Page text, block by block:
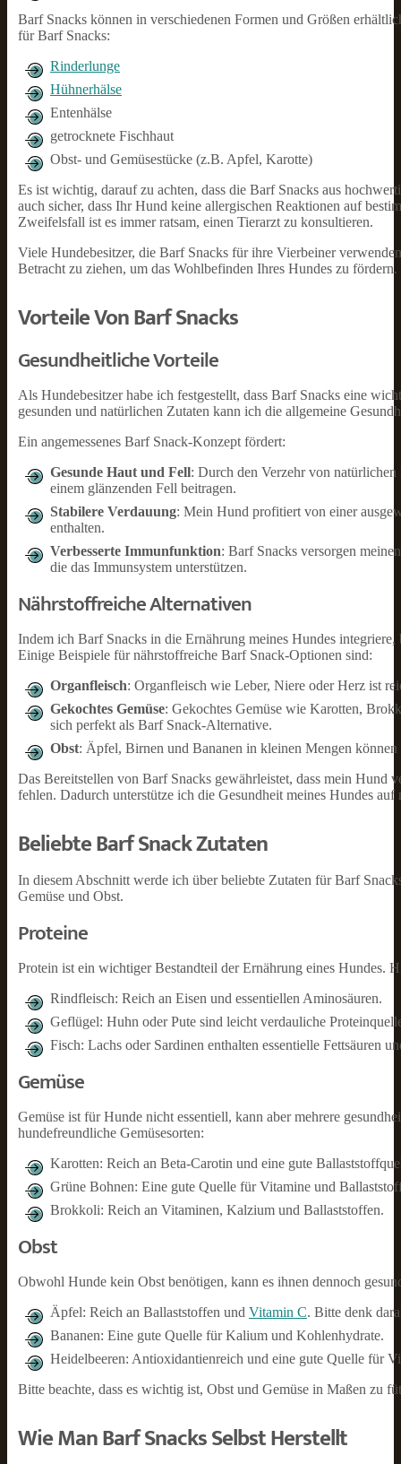
Barf Snacks können in verschiedenen Formen und Größen
für Barf Snacks:
Rinderlunge
Hühnerhälse
Entenhälse
getrocknete Fischhaut
Obst- und Gemüsestücke (z.B. Apfel, Karotte)
Es ist wichtig, darauf zu achten, dass die Barf Snacks aus
auch sicher, dass Ihr Hund keine allergischen Reaktionen auf
Zweifelsfall ist es immer ratsam, einen Tierarzt zu konsultieren.
Viele Hundebesitzer, die Barf Snacks für ihre Vierbeiner
Betracht zu ziehen, um das Wohlbefinden Ihres Hundes zu fördern.
Vorteile Von Barf Snacks
Gesundheitliche Vorteile
Als Hundebesitzer habe ich festgestellt, dass Barf Snacks eine
gesunden und natürlichen Zutaten kann ich die allgemeine
Ein angemessenes Barf Snack-Konzept fördert:
Gesunde Haut und Fell: Durch den Verzehr von
einem glänzenden Fell beitragen.
Stabilere Verdauung: Mein Hund profitiert von einer
enthalten.
Verbesserte Immunfunktion: Barf Snacks versorgen
die das Immunsystem unterstützen.
Nährstoffreiche Alternativen
Indem ich Barf Snacks in die Ernährung meines Hundes
Einige Beispiele für nährstoffreiche Barf Snack-Optionen sind:
Organfleisch: Organfleisch wie Leber, Niere oder Herz ist
Gekochtes Gemüse: Gekochtes Gemüse wie Karotten,
sich perfekt als Barf Snack-Alternative.
Obst: Äpfel, Birnen und Bananen in kleinen Mengen
Das Bereitstellen von Barf Snacks gewährleistet, dass mein Hund
fehlen. Dadurch unterstütze ich die Gesundheit meines Hundes auf
Beliebte Barf Snack Zutaten
In diesem Abschnitt werde ich über beliebte Zutaten für Barf
Gemüse und Obst.
Proteine
Protein ist ein wichtiger Bestandteil der Ernährung eines Hundes.
Rindfleisch: Reich an Eisen und essentiellen Aminosäuren.
Geflügel: Huhn oder Pute sind leicht verdauliche
Fisch: Lachs oder Sardinen enthalten essentielle Fettsäuren
Gemüse
Gemüse ist für Hunde nicht essentiell, kann aber mehrere
hundefreundliche Gemüsesorten:
Karotten: Reich an Beta-Carotin und eine gute
Grüne Bohnen: Eine gute Quelle für Vitamine und
Brokkoli: Reich an Vitaminen, Kalzium und Ballaststoffen.
Obst
Obwohl Hunde kein Obst benötigen, kann es ihnen dennoch
Äpfel: Reich an Ballaststoffen und Vitamin C. Bitte denk
Bananen: Eine gute Quelle für Kalium und Kohlenhydrate.
Heidelbeeren: Antioxidantienreich und eine gute Quelle für
Bitte beachte, dass es wichtig ist, Obst und Gemüse in Maßen zu
Wie Man Barf Snacks Selbst Herstellt